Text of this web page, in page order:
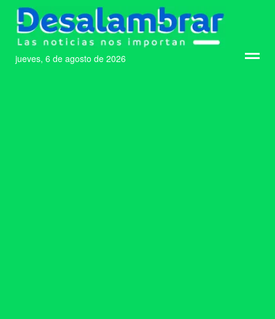
jueves, 6 de agosto de 2026